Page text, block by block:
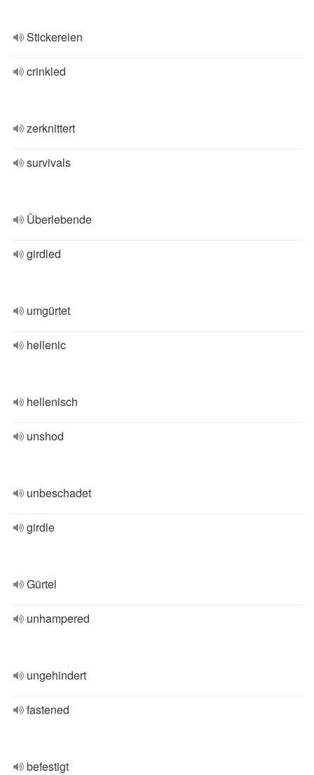
Stickereien
crinkled
zerknittert
survivals
Überlebende
girdled
umgürtet
hellenic
hellenisch
unshod
unbeschadet
girdle
Gürtel
unhampered
ungehindert
fastened
befestigt